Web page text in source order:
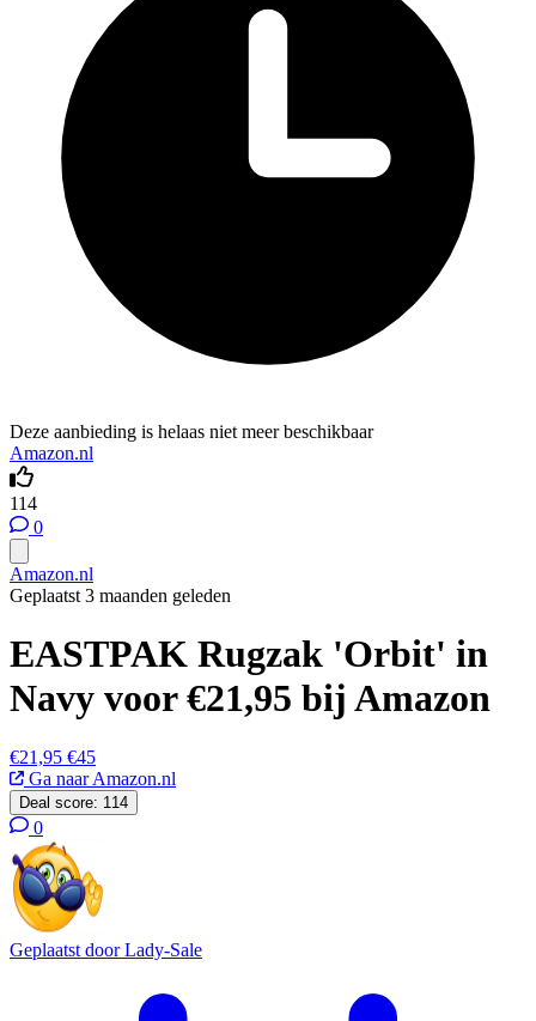
Deze aanbieding is helaas niet meer beschikbaar
Amazon.nl
114
0
Amazon.nl
Geplaatst 3 maanden geleden
EASTPAK Rugzak 'Orbit' in
Navy voor €21,95 bij Amazon
€21,95 €45
Ga naar Amazon.nl
Deal score: 114
0
Geplaatst doorLady-Sale